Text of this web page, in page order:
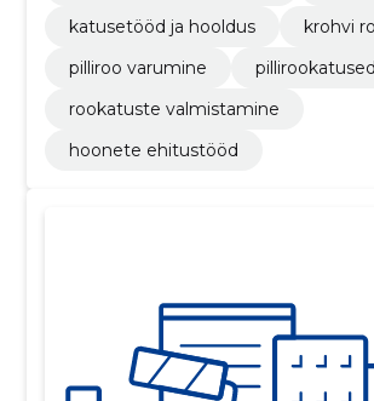
katusetööd ja hooldus
krohvi
pilliroo varumine
pillirookatused
rookatuste valmistamine
hoonete ehitustööd